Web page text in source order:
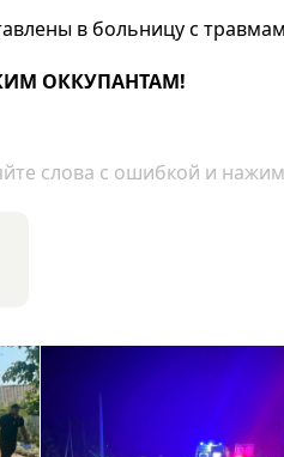
в больницу с
ОККУПАНТАМ!
слова с ошибкой и